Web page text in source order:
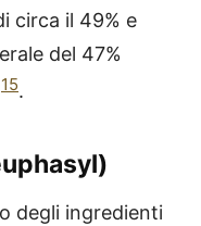
circa il 49% e
del 47%
15.
degli ingredienti